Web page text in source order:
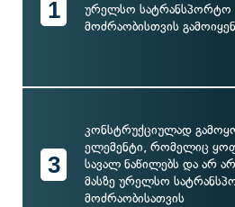
1
ურელსო სატრანსპორტო
მოძრაობისთვის
3
კონსტრუქციულად
ელემენტი, რომელიც
სავალ ნაწილებს და არ
მასზე ურელსო
მოძრაობისათვის